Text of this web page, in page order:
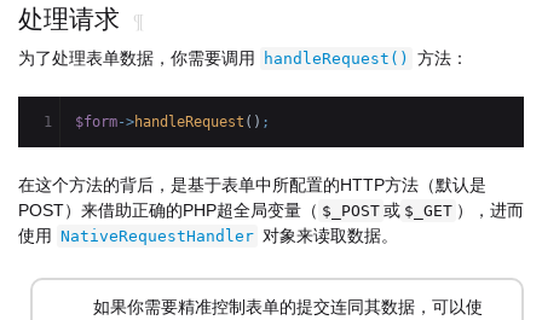
处理请求 ¶
为了处理表单数据，你需要调用 handleRequest() 方法：
$form->handleRequest ( ) ;
在这个方法的背后，是基于表单中所配置的HTTP方法（默认是
POST）来借助正确的PHP超全局变量（ $_POST 或 $_GET ），进而
使用 NativeRequestHandler 对象来读取数据。
如果你需要精准控制表单的提交连同其数据，可以使